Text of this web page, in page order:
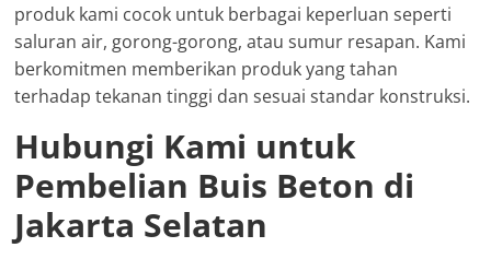
produk kami cocok untuk berbagai keperluan seperti
saluran air, gorong-gorong, atau sumur resapan. Kami
berkomitmen memberikan produk yang tahan
terhadap tekanan tinggi dan sesuai standar konstruksi.
Hubungi Kami untuk
Pembelian Buis Beton di
Jakarta Selatan